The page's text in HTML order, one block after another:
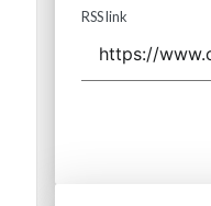
RSS link